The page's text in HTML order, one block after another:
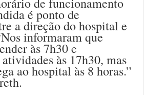
é ponto de
a direção do hospital e
informaram que
às 7h30 e
às 17h30, mas
ao hospital às 8 horas.”